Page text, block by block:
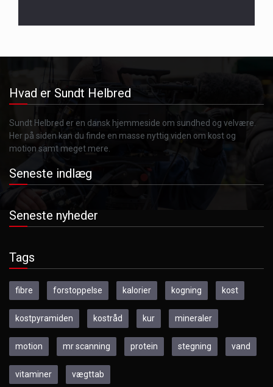
Hvad er Sundt Helbred
Sundt Helbred er en dansk hjemmeside om sundhed og velvære.
Her på siden kan du finde en masse nyttig viden om kost og
motion samt meget mere.
Seneste indlæg
Seneste nyheder
Tags
fibre forstoppelse kalorier kogning kost
kostpyramiden kostråd kur mineraler
motion mr scanning protein stegning vand
vitaminer vægttab